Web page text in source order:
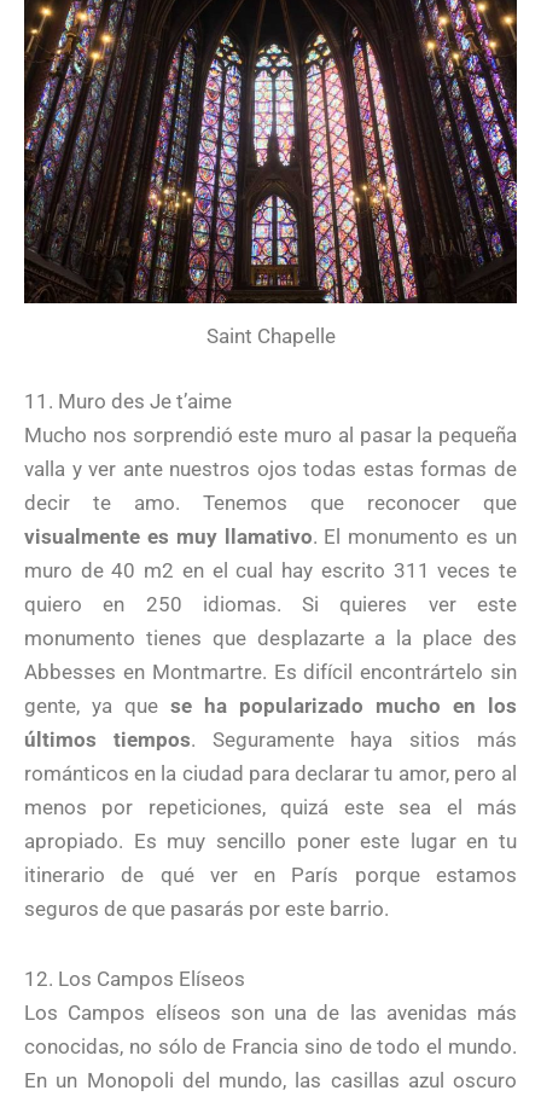
Saint Chapelle
11. Muro des Je t’aime
Mucho nos sorprendió este muro al pasar la pequeña
valla y ver ante nuestros ojos todas estas formas de
decir te amo. Tenemos que reconocer que
visualmente es muy llamativo. El monumento es un
muro de 40 m2 en el cual hay escrito 311 veces te
quiero en 250 idiomas. Si quieres ver este
monumento tienes que desplazarte a la place des
Abbesses en Montmartre. Es difícil encontrártelo sin
gente, ya que se ha popularizado mucho en los
últimos tiempos. Seguramente haya sitios más
románticos en la ciudad para declarar tu amor, pero al
menos por repeticiones, quizá este sea el más
apropiado. Es muy sencillo poner este lugar en tu
itinerario de qué ver en París porque estamos
seguros de que pasarás por este barrio.
12. Los Campos Elíseos
Los Campos elíseos son una de las avenidas más
conocidas, no sólo de Francia sino de todo el mundo.
En un Monopoli del mundo, las casillas azul oscuro